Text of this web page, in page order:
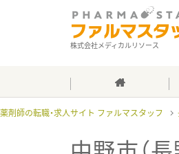
株式会社メディカルリソース
薬剤師の転職・求人サイト ファルマスタッフ